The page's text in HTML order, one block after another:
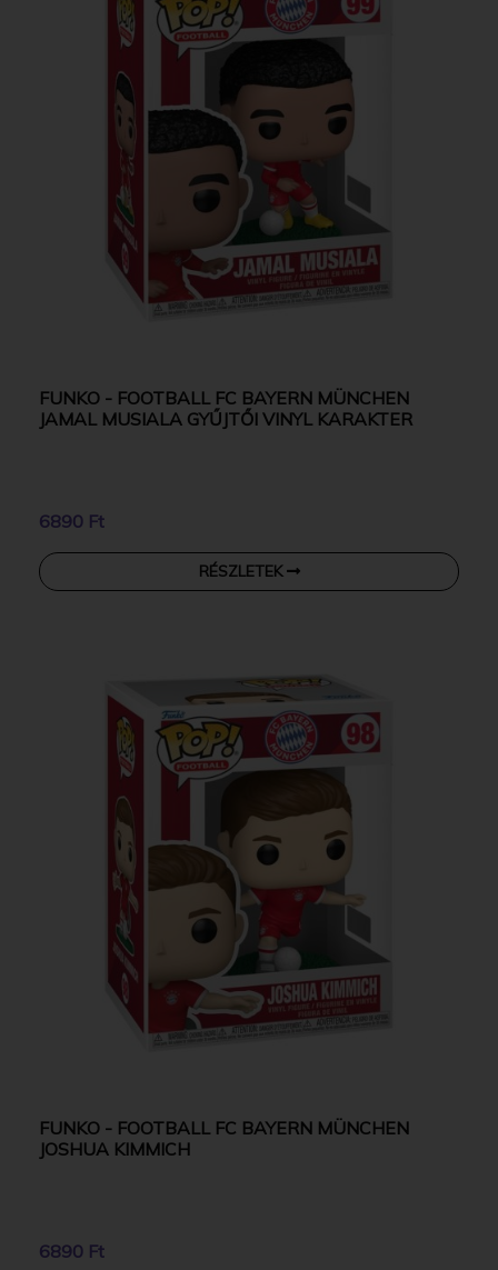
FUNKO - FOOTBALL FC BAYERN MÜNCHEN
JAMAL MUSIALA GYŰJTŐI VINYL KARAKTER
6890 Ft
RÉSZLETEK
FUNKO - FOOTBALL FC BAYERN MÜNCHEN
JOSHUA KIMMICH
6890 Ft